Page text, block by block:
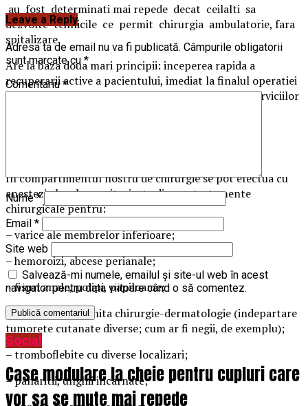
au fost determinati mai repede decat ceilalti sa
dezvolte tehnicile ce permit chirurgia ambulatorie, fara
spitalizare.
Are la baza doua mari principii: inceperea rapida a
recuperarii active a pacientului, imediat la finalul operatiei
si o eficientizare din punct de vedere financiar al serviciilor
In compartimentul nostru de chirurgie se pot efectua cu
anestezie locala monitorizata diverse tratamente
chirurgicale pentru:
– varice ale membrelor inferioare;
– hemoroizi, abcese perianale;
– fisuri anale, polipi, papiloame;
– afectiuni de granita chirurgie-dermatologie (indepartare
tumorete cutanate diverse; cum ar fi negii, de exemplu);
– tromboflebite cu diverse localizari;
– panaritii, unghii incarnate;
Leave a Reply
Adresa ta de email nu va fi publicată. Câmpurile obligatorii
sunt marcate cu *
Comentariu*
Nume*
Email *
Site web
Salvează-mi numele, emailul și site-ul web în acest
navigator pentru data viitoare când o să comentez.
Social
Case modulare la cheie pentru cupluri care
vor sa se mute mai repede